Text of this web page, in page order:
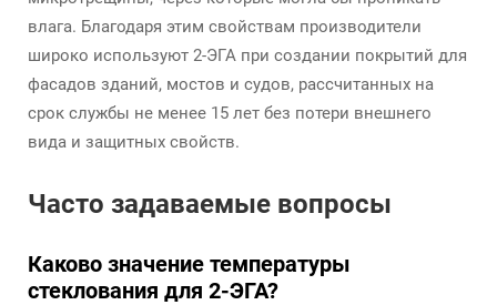
влага. Благодаря этим свойствам производители
широко используют 2-ЭГА при создании покрытий для
фасадов зданий, мостов и судов, рассчитанных на
срок службы не менее 15 лет без потери внешнего
вида и защитных свойств.
Часто задаваемые вопросы
Каково значение температуры
стеклования для 2-ЭГА?